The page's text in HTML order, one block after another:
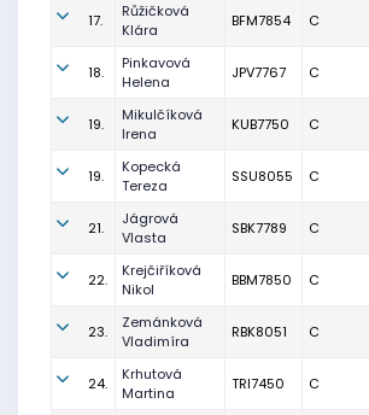
17.
Růžičková
Klára
BFM7854 C
18.
Pinkavová
Helena
JPV7767 C
19.
Mikulčíková
Irena
KUB7750 C
19.
Kopecká
Tereza
SSU8055 C
21.
Jágrová
Vlasta
SBK7789 C
22.
Krejčiříková
Nikol
BBM7850 C
23.
Zemánková
Vladimíra
RBK8051 C
24.
Krhutová
Martina
TRI7450 C